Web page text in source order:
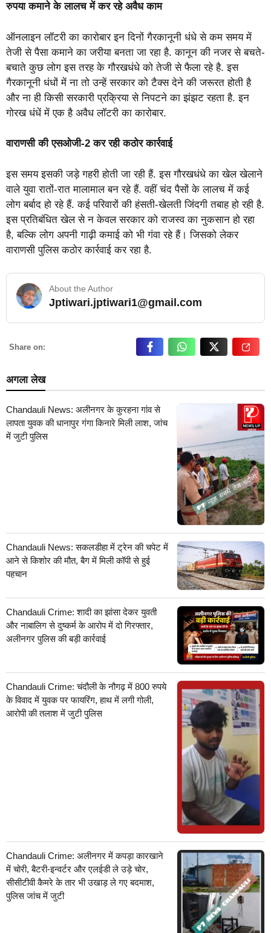
रुपया कमाने के लालच में कर रहे अवैध काम
ऑनलाइन लॉटरी का कारोबार इन दिनों गैरकानूनी धंधे से कम समय में
तेजी से पैसा कमाने का जरीया बनता जा रहा है. कानून की नजर से बचते-
बचाते कुछ लोग इस तरह के गौरखधंधे को तेजी से फैला रहे है. इस
गैरकानूनी धंधों में ना तो उन्हें सरकार को टैक्स देने की जरूरत होती है
और ना ही किसी सरकारी प्रक्रिया से निपटने का झंझट रहता है. इन
गोरख धंधें में एक है अवैध लॉटरी का कारोबार.
वाराणसी की एसओजी-2 कर रही कठोर कार्रवाई
इस समय इसकी जड़े गहरी होती जा रही हैं. इस गौरखधंधे का खेल खेलाने
वाले युवा रातों-रात मालामाल बन रहे हैं. वहीं चंद पैसों के लालच में कई
लोग बर्बाद हो रहे हैं. कई परिवारों की हंसती-खेलती जिंदगी तबाह हो रही है.
इस प्रतिबंधित खेल से न केवल सरकार को राजस्व का नुकसान हो रहा
है, बल्कि लोग अपनी गाढ़ी कमाई को भी गंवा रहे हैं। जिसको लेकर
वाराणसी पुलिस कठोर कार्रवाई कर रहा है.
About the Author
Jptiwari.jptiwari1@gmail.com… Read More
Share on:
अगला लेख
Chandauli News: अलीनगर के कुरहना गांव से
लापता युवक की धानापुर गंगा किनारे मिली लाश, जांच
में जुटी पुलिस
Chandauli News: सकलडीहा में ट्रेन की चपेट में
आने से किशोर की मौत, बैग में मिली कॉपी से हुई
पहचान
Chandauli Crime: शादी का झांसा देकर युवती
और नाबालिग से दुष्कर्म के आरोप में दो गिरफ्तार,
अलीनगर पुलिस की बड़ी कार्रवाई
Chandauli Crime: चंदौली के नौगढ़ में 800 रुपये
के विवाद में युवक पर फायरिंग, हाथ में लगी गोली,
आरोपी की तलाश में जुटी पुलिस
Chandauli Crime: अलीनगर में कपड़ा कारखाने
में चोरी, बैटरी-इन्वर्टर और एलईडी ले उड़े चोर,
सीसीटीवी कैमरे के तार भी उखाड़ ले गए बदमाश,
पुलिस जांच में जुटी